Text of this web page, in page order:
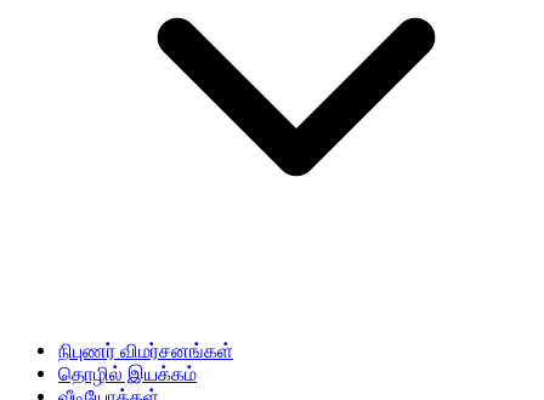
நிபுணர் விமர்சனங்கள்
தொழில் இயக்கம்